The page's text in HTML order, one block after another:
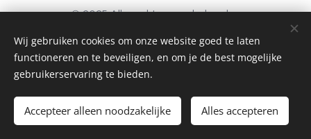
Toevoegen aan de winkelwagen
© 2025 Alle rechten voorbehouden
Schoonmaakbedrijf Frando Bv
Cookies
Wij gebruiken cookies om onze website goed te laten
functioneren en te beveiligen, en om je de best mogelijke
gebruikerservaring te bieden.
Accepteer alleen noodzakelijke Alles accepteren